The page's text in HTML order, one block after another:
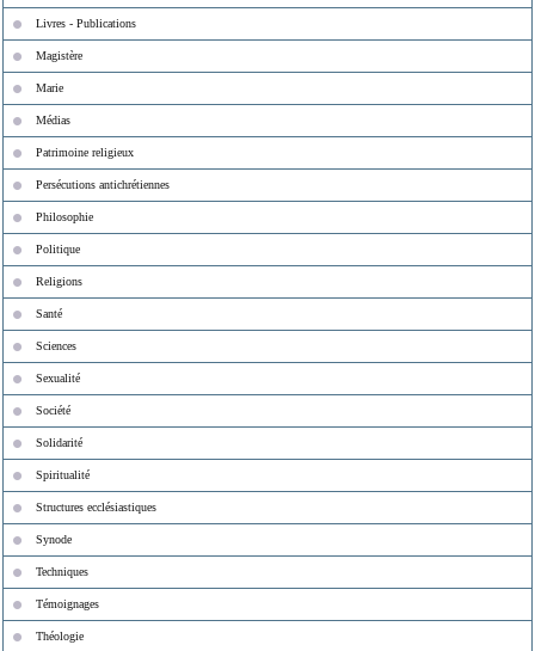
Livres - Publications
Magistère
Marie
Médias
Patrimoine religieux
Persécutions antichrétiennes
Philosophie
Politique
Religions
Santé
Sciences
Sexualité
Société
Solidarité
Spiritualité
Structures ecclésiastiques
Synode
Techniques
Témoignages
Théologie